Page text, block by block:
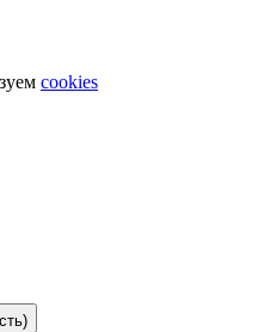
cookies